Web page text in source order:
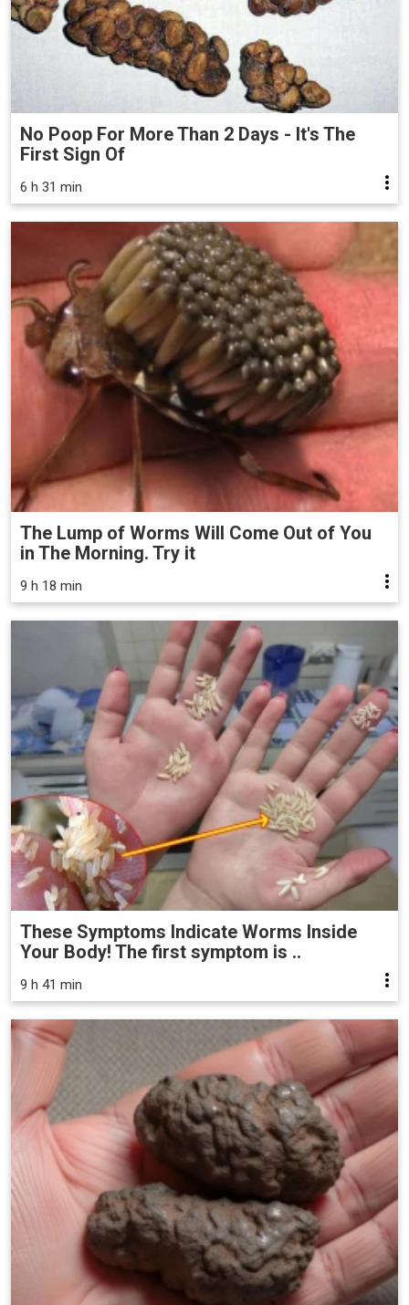
No Poop For More Than 2 Days - It's The
First Sign Of
6 h 31 min
The Lump of Worms Will Come Out of You
in The Morning. Try it
9 h 18 min
These Symptoms Indicate Worms Inside
Your Body! The first symptom is ..
9 h 41 min